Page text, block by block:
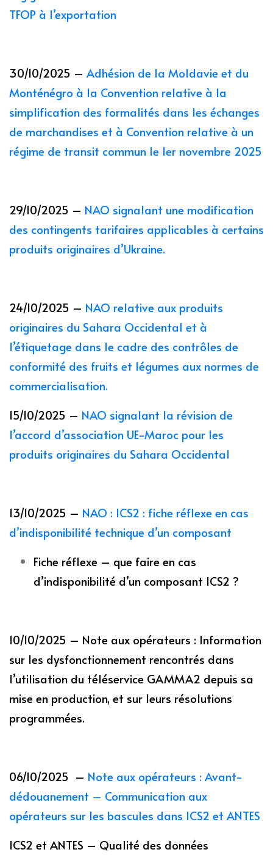
TFOP à l’exportation
30/10/2025 – Adhésion de la Moldavie et du
Monténégro à la Convention relative à la
simplification des formalités dans les échanges
de marchandises et à Convention relative à un
régime de transit commun le 1er novembre 2025
29/10/2025 – NAO signalant une modification
des contingents tarifaires applicables à certains
produits originaires d’Ukraine.
24/10/2025 – NAO relative aux produits
originaires du Sahara Occidental et à
l’étiquetage dans le cadre des contrôles de
conformité des fruits et légumes aux normes de
commercialisation.
15/10/2025 – NAO signalant la révision de
l’accord d’association UE-Maroc pour les
produits originaires du Sahara Occidental
13/10/2025 – NAO : ICS2 : fiche réflexe en cas
d’indisponibilité technique d’un composant
Fiche réflexe – que faire en cas
d’indisponibilité d’un composant ICS2 ?
10/10/2025 – Note aux opérateurs : Information
sur les dysfonctionnement rencontrés dans
l’utilisation du téléservice GAMMA2 depuis sa
mise en production, et sur leurs résolutions
programmées.
06/10/2025 – Note aux opérateurs : Avant-
dédouanement – Communication aux
opérateurs sur les bascules dans ICS2 et ANTES
ICS2 et ANTES – Qualité des données